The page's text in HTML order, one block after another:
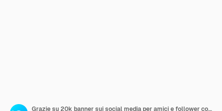
Grazie su 20k banner sui social media per amici e follower con effetti di testo modificabili